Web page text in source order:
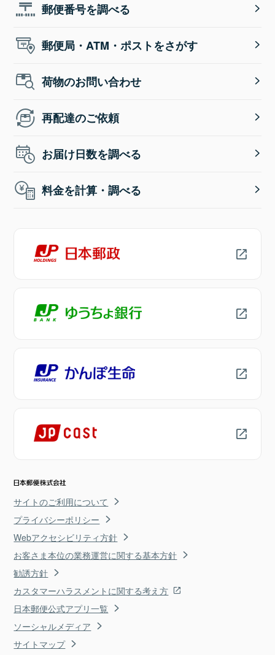
郵便番号を調べる
郵便局・ATM・ポストをさがす
荷物のお問い合わせ
再配達のご依頼
お届け日数を調べる
料金を計算・調べる
サイトのご利用について
プライバシーポリシー
Webアクセシビリティ方針
お客さま本位の業務運営に関する基本方針
勧誘方針
カスタマーハラスメントに関する考え方
日本郵便公式アプリ一覧
ソーシャルメディア
サイトマップ